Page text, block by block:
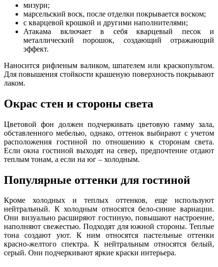
мизури;
марсельский воск, после отделки покрывается воском;
с кварцевой крошкой и другими наполнителями;
Атакама включает в себя кварцевый песок и
металлический порошок, создающий отражающий
эффект.
Наносится рифленым валиком, шпателем или краскопультом.
Для повышения стойкости крашеную поверхность покрывают
лаком.
Окрас стен и стороны света
Цветовой фон должен подчеркивать цветовую гамму зала,
обставленного мебелью, однако, оттенок выбирают с учетом
расположения гостиной по отношению к сторонам света.
Если окна гостиной выходят на север, предпочтение отдают
теплым тонам, а если на юг – холодным.
Популярные оттенки для гостиной
Кроме холодных и теплых оттенков, еще используют
нейтральный. К холодным относятся бело-синие вариации.
Они визуально расширяют гостиную, повышают настроение,
наполняют свежестью. Подходят для южной стороны. Теплые
тона создают уют. К ним относятся пастельные оттенки
красно-желтого спектра. К нейтральным относятся белый,
серый. Они подчеркивают яркие краски интерьера.